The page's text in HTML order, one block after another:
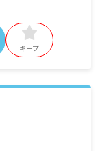
キープ